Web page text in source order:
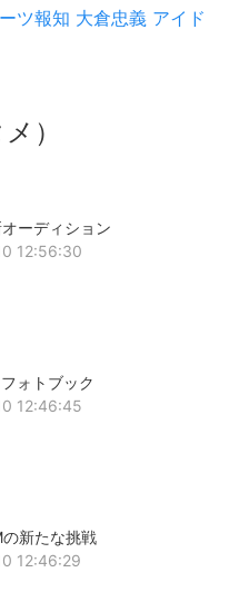
ツ報知 大倉忠義 アイド
）
ーディション
12:56:30
ォトブック
12:46:45
新たな挑戦
12:46:29